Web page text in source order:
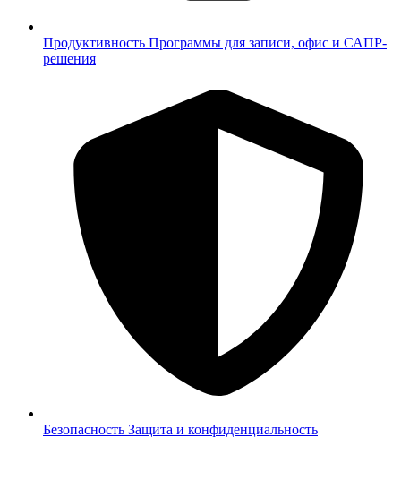
Продуктивность Программы для записи, офис и САПР-
решения
Безопасность Защита и конфиденциальность